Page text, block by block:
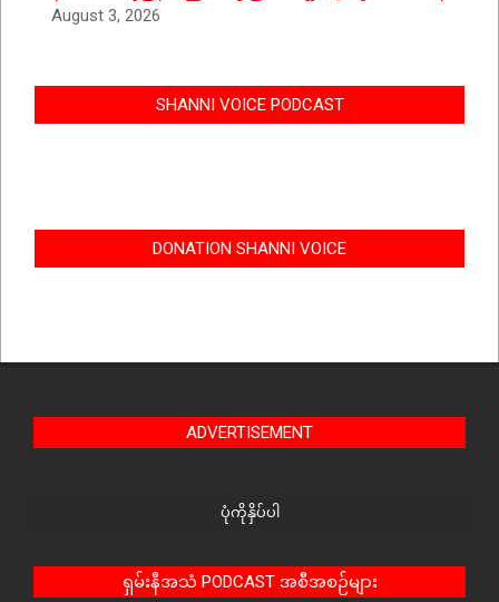
August 3, 2026
SHANNI VOICE PODCAST
DONATION SHANNI VOICE
ADVERTISEMENT
ပုံကိုနှိပ်ပါ
ရှမ်းနီအသံ PODCAST အစီအစဉ်များ